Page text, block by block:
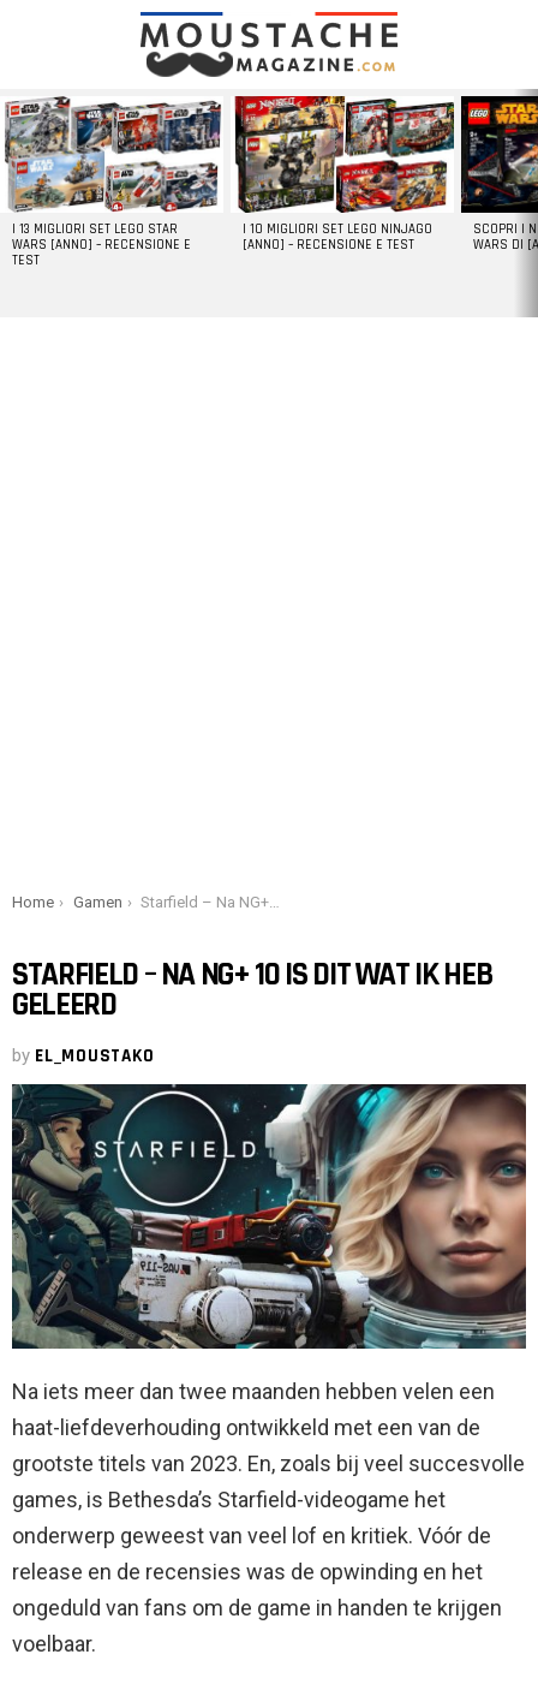
LATEST
STORIES
I 13 MIGLIORI SET LEGO STAR
WARS [ANNO] – RECENSIONE E
TEST
I 10 MIGLIORI SET LEGO NINJAGO
[ANNO] – RECENSIONE E TEST
SCOPRI I
WARS DI
You are here:
Home Gamen Starfield – Na NG+ 10 is dit wat ik heb geleerd
STARFIELD – NA NG+ 10 IS DIT WAT IK HEB
GELEERD
by EL_MOUSTAKO
Na iets meer dan twee maanden hebben velen een
haat-liefdeverhouding ontwikkeld met een van de
grootste titels van 2023. En, zoals bij veel succesvolle
games, is Bethesda’s Starfield-videogame het
onderwerp geweest van veel lof en kritiek. Vóór de
release en de recensies was de opwinding en het
ongeduld van fans om de game in handen te krijgen
voelbaar.